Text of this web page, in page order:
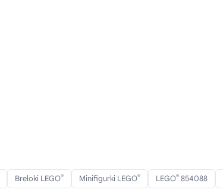
Breloki LEGO® Minifigurki LEGO® LEGO® 854088